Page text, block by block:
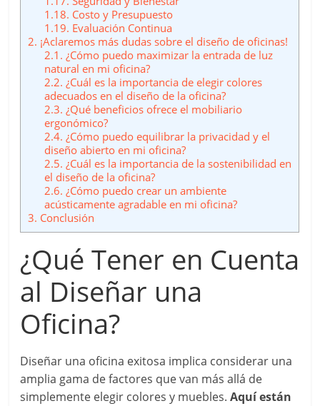
1.18. Costo y Presupuesto
1.19. Evaluación Continua
2. ¡Aclaremos más dudas sobre el diseño de oficinas!
2.1. ¿Cómo puedo maximizar la entrada de luz
natural en mi oficina?
2.2. ¿Cuál es la importancia de elegir colores
adecuados en el diseño de la oficina?
2.3. ¿Qué beneficios ofrece el mobiliario
ergonómico?
2.4. ¿Cómo puedo equilibrar la privacidad y el
diseño abierto en mi oficina?
2.5. ¿Cuál es la importancia de la sostenibilidad en
el diseño de la oficina?
2.6. ¿Cómo puedo crear un ambiente
acústicamente agradable en mi oficina?
3. Conclusión
¿Qué Tener en Cuenta
al Diseñar una
Oficina?
Diseñar una oficina exitosa implica considerar una
amplia gama de factores que van más allá de
simplemente elegir colores y muebles.Aquí están